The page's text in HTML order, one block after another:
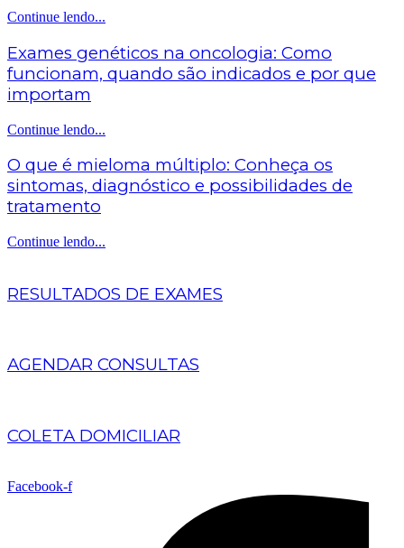
Continue lendo...
Exames genéticos na oncologia: Como
funcionam, quando são indicados e por que
importam
Continue lendo...
O que é mieloma múltiplo: Conheça os
sintomas, diagnóstico e possibilidades de
tratamento
Continue lendo...
RESULTADOS DE EXAMES
AGENDAR CONSULTAS
COLETA DOMICILIAR
Facebook-f